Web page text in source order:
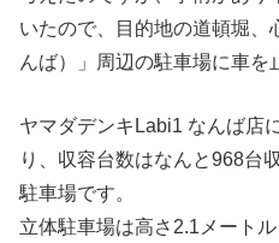
いたので、目的地の道頓堀、
んば）」周辺の駐車場に車を
ヤマダデンキLabi1 なんば店
り、収容台数はなんと968台
駐車場です。
立体駐車場は高さ2.1メート